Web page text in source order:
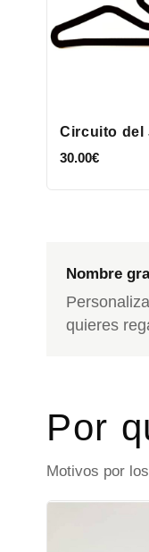
Circuito del
30.00€
Nombre
quieres
Por
Motivos por